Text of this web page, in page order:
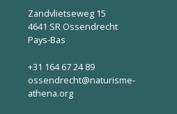
Zandvlietseweg 15
4641 SR Ossendrecht
Pays-Bas
+31 164 67 24 89
ossendrecht@naturisme-
athena.org